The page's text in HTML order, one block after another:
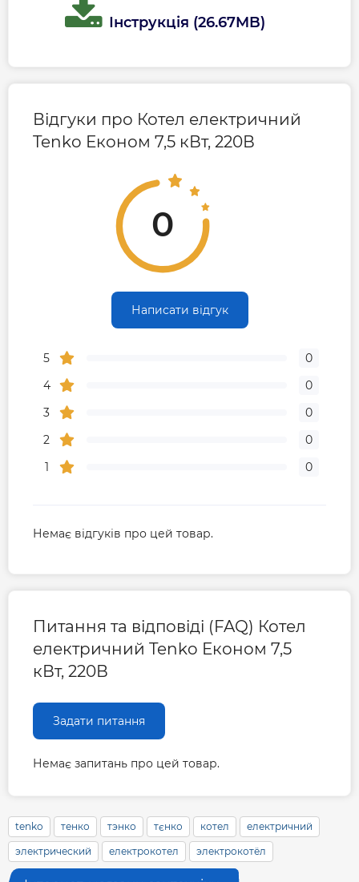
Інструкція (26.67MB)
Відгуки про Котел електричний
Tenko Економ 7,5 кВт, 220В
0
Написати відгук
5
0
4
0
3
0
2
0
1
0
Немає відгуків про цей товар.
Питання та відповіді (FAQ) Котел
електричний Tenko Економ 7,5
кВт, 220В
Задати питання
Немає запитань про цей товар.
tenko тенко тэнко тєнко котел електричний
электрический електрокотел электрокотёл